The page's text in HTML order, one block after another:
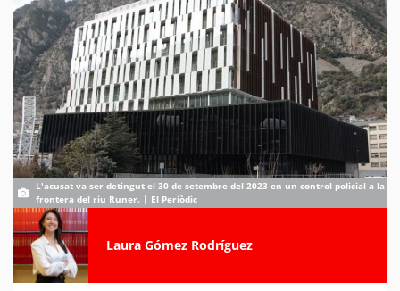
L'acusat va ser detingut el 30 de setembre del 2023 en un control policial a la
frontera del riu Runer. | El Periòdic
Laura Gómez Rodríguez